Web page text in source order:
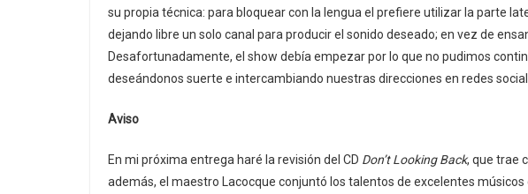
su propia técnica: para bloquear con la lengua el prefiere utilizar la parte
dejando libre un solo canal para producir el sonido deseado; en vez de
Desafortunadamente, el show debía empezar por lo que no pudimos
deseándonos suerte e intercambiando nuestras direcciones en redes
Aviso
En mi próxima entrega haré la revisión del CD Don’t Looking Back, que trae
además, el maestro Lacocque conjuntó los talentos de excelentes